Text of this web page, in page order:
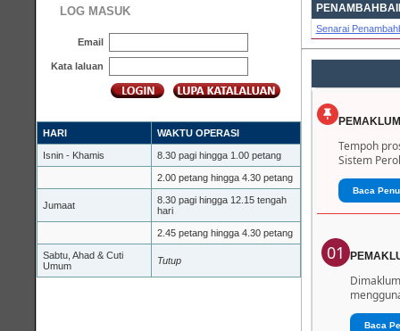
LOG MASUK
Email
Kata laluan
HARI WAKTU OPERASI
Isnin - Khamis 8.30 pagi hingga 1.00 petang
2.00 petang hingga 4.30 petang
Jumaat
8.30 pagi hingga 12.15 tengah
hari
2.45 petang hingga 4.30 petang
Sabtu, Ahad & Cuti
Umum
Tutup
Senarai
Tempoh
Sistem
Baca
01
Baca